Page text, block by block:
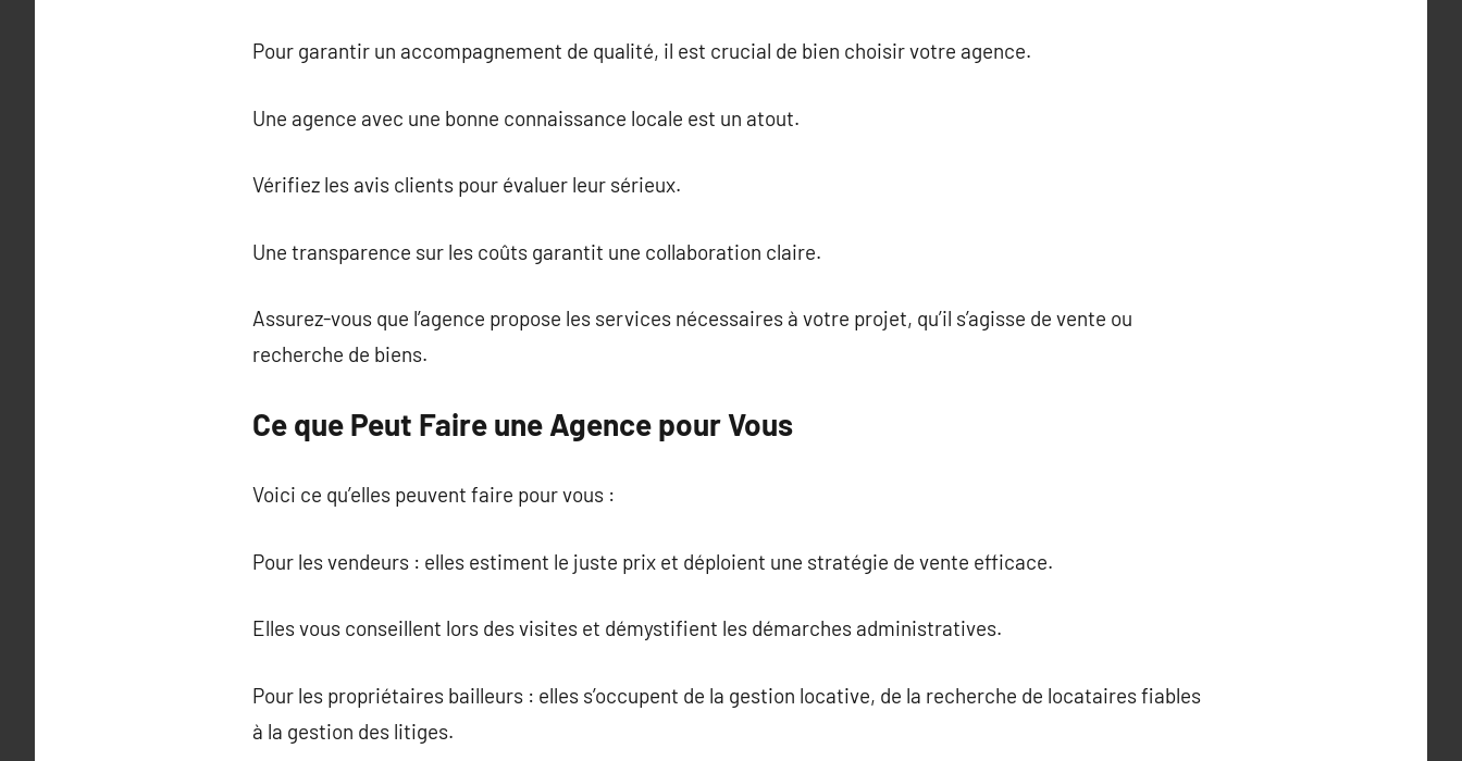
Pour garantir un accompagnement de qualité, il est crucial de bien choisir votre agence.
Une agence avec une bonne connaissance locale est un atout.
Vérifiez les avis clients pour évaluer leur sérieux.
Une transparence sur les coûts garantit une collaboration claire.
Assurez-vous que l’agence propose les services nécessaires à votre projet, qu’il s’agisse de vente ou
recherche de biens.
Ce que Peut Faire une Agence pour Vous
Voici ce qu’elles peuvent faire pour vous :
Pour les vendeurs : elles estiment le juste prix et déploient une stratégie de vente efficace.
Elles vous conseillent lors des visites et démystifient les démarches administratives.
Pour les propriétaires bailleurs : elles s’occupent de la gestion locative, de la recherche de locataires fiables
à la gestion des litiges.